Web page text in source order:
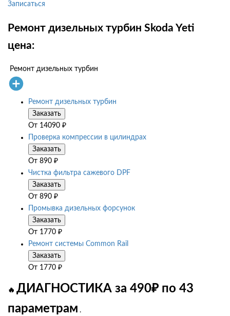
Записаться
Ремонт дизельных турбин Skoda Yeti
цена:
Ремонт дизельных турбин
Ремонт дизельных турбин
Заказать
От 14090 ₽
Проверка компрессии в цилиндрах
Заказать
От 890 ₽
Чистка фильтра сажевого DPF
Заказать
От 890 ₽
Промывка дизельных форсунок
Заказать
От 1770 ₽
Ремонт системы Common Rail
Заказать
От 1770 ₽
🔥 ДИАГНОСТИКА за 490₽ по 43
параметрам .